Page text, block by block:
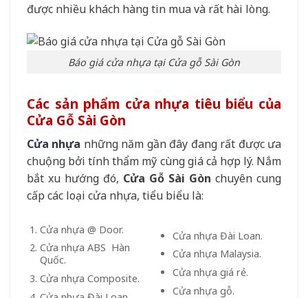
được nhiều khách hàng tin mua và rất hài lòng.
Báo giá cửa nhựa tại Cửa gỗ Sài Gòn
Các sản phẩm cửa nhựa tiêu biểu của
Cửa Gỗ Sài Gòn
Cửa nhựa những năm gần đây đang rất được ưa
chuộng bởi tính thẩm mỹ cùng giá cả hợp lý. Nắm
bắt xu hướng đó, Cửa Gỗ Sài Gòn chuyên cung
cấp các loại cửa nhựa, tiểu biểu là:
Cửa nhựa @ Door.
Cửa nhựa ABS Hàn
Quốc.
Cửa nhựa Composite.
Cửa nhựa Đài Loan.
Cửa nhựa Malaysia.
Cửa nhựa giá rẻ.
Cửa nhựa gỗ.